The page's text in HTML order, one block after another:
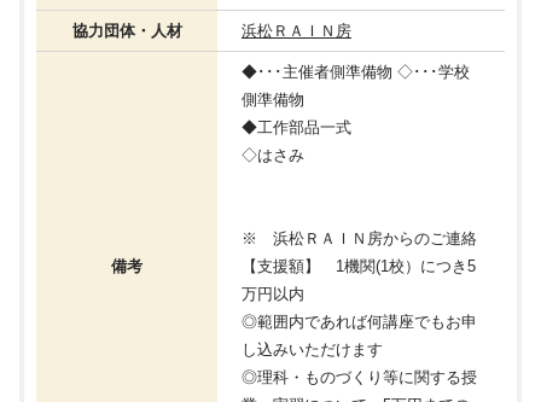
協力団体・人材 浜松ＲＡＩＮ房
備考
◆･･･主催者側準備物 ◇･･･学校
側準備物
◆工作部品一式
◇はさみ
※ 浜松ＲＡＩＮ房からのご連絡
【支援額】 1機関(1校）につき5
万円以内
◎範囲内であれば何講座でもお申
し込みいただけます
◎理科・ものづくり等に関する授